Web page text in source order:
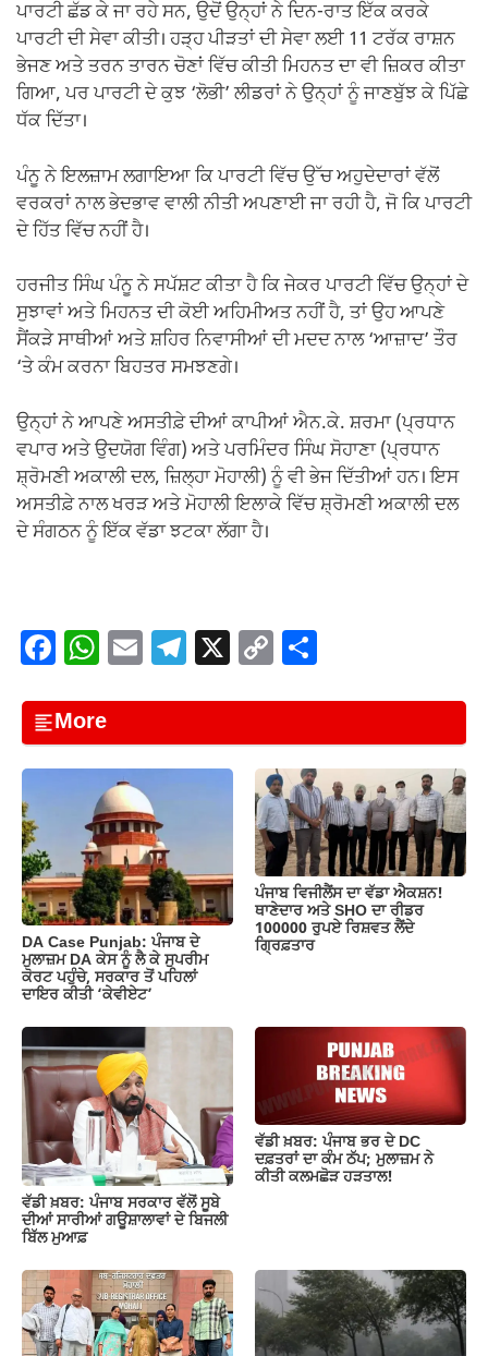
ਪਾਰਟੀ ਛੱਡ ਕੇ ਜਾ ਰਹੇ ਸਨ, ਉਦੋਂ ਉਨ੍ਹਾਂ ਨੇ ਦਿਨ-ਰਾਤ ਇੱਕ ਕਰਕੇ
ਪਾਰਟੀ ਦੀ ਸੇਵਾ ਕੀਤੀ। ਹੜ੍ਹ ਪੀੜਤਾਂ ਦੀ ਸੇਵਾ ਲਈ 11 ਟਰੱਕ ਰਾਸ਼ਨ
ਭੇਜਣ ਅਤੇ ਤਰਨ ਤਾਰਨ ਚੋਣਾਂ ਵਿੱਚ ਕੀਤੀ ਮਿਹਨਤ ਦਾ ਵੀ ਜ਼ਿਕਰ ਕੀਤਾ
ਗਿਆ, ਪਰ ਪਾਰਟੀ ਦੇ ਕੁਝ ‘ਲੋਭੀ’ ਲੀਡਰਾਂ ਨੇ ਉਨ੍ਹਾਂ ਨੂੰ ਜਾਣਬੁੱਝ ਕੇ ਪਿੱਛੇ
ਧੱਕ ਦਿੱਤਾ।
ਪੰਨੂ ਨੇ ਇਲਜ਼ਾਮ ਲਗਾਇਆ ਕਿ ਪਾਰਟੀ ਵਿੱਚ ਉੱਚ ਅਹੁਦੇਦਾਰਾਂ ਵੱਲੋਂ
ਵਰਕਰਾਂ ਨਾਲ ਭੇਦਭਾਵ ਵਾਲੀ ਨੀਤੀ ਅਪਣਾਈ ਜਾ ਰਹੀ ਹੈ, ਜੋ ਕਿ ਪਾਰਟੀ
ਦੇ ਹਿੱਤ ਵਿੱਚ ਨਹੀਂ ਹੈ।
ਹਰਜੀਤ ਸਿੰਘ ਪੰਨੂ ਨੇ ਸਪੱਸ਼ਟ ਕੀਤਾ ਹੈ ਕਿ ਜੇਕਰ ਪਾਰਟੀ ਵਿੱਚ ਉਨ੍ਹਾਂ ਦੇ
ਸੁਝਾਵਾਂ ਅਤੇ ਮਿਹਨਤ ਦੀ ਕੋਈ ਅਹਿਮੀਅਤ ਨਹੀਂ ਹੈ, ਤਾਂ ਉਹ ਆਪਣੇ
ਸੈਂਕੜੇ ਸਾਥੀਆਂ ਅਤੇ ਸ਼ਹਿਰ ਨਿਵਾਸੀਆਂ ਦੀ ਮਦਦ ਨਾਲ ‘ਆਜ਼ਾਦ’ ਤੌਰ
‘ਤੇ ਕੰਮ ਕਰਨਾ ਬਿਹਤਰ ਸਮਝਣਗੇ।
ਉਨ੍ਹਾਂ ਨੇ ਆਪਣੇ ਅਸਤੀਫ਼ੇ ਦੀਆਂ ਕਾਪੀਆਂ ਐਨ.ਕੇ. ਸ਼ਰਮਾ (ਪ੍ਰਧਾਨ
ਵਪਾਰ ਅਤੇ ਉਦਯੋਗ ਵਿੰਗ) ਅਤੇ ਪਰਮਿੰਦਰ ਸਿੰਘ ਸੋਹਾਣਾ (ਪ੍ਰਧਾਨ
ਸ਼੍ਰੋਮਣੀ ਅਕਾਲੀ ਦਲ, ਜ਼ਿਲ੍ਹਾ ਮੋਹਾਲੀ) ਨੂੰ ਵੀ ਭੇਜ ਦਿੱਤੀਆਂ ਹਨ। ਇਸ
ਅਸਤੀਫ਼ੇ ਨਾਲ ਖਰੜ ਅਤੇ ਮੋਹਾਲੀ ਇਲਾਕੇ ਵਿੱਚ ਸ਼੍ਰੋਮਣੀ ਅਕਾਲੀ ਦਲ
ਦੇ ਸੰਗਠਨ ਨੂੰ ਇੱਕ ਵੱਡਾ ਝਟਕਾ ਲੱਗਾ ਹੈ।
F
c
e
k
W
at
s
A
p
p
E
ail
T
e
gr
X C
p
y
Li
n
k
ar
e
More
DA Case Punjab: ਪੰਜਾਬ ਦੇ
ਮੁਲਾਜ਼ਮ DA ਕੇਸ ਨੂੰ ਲੈ ਕੇ ਸੁਪਰੀਮ
ਕੋਰਟ ਪਹੁੰਚੇ, ਸਰਕਾਰ ਤੋਂ ਪਹਿਲਾਂ
ਦਾਇਰ ਕੀਤੀ ‘ਕੇਵੀਏਟ’
ਪੰਜਾਬ ਵਿਜੀਲੈਂਸ ਦਾ ਵੱਡਾ ਐਕਸ਼ਨ!
ਥਾਣੇਦਾਰ ਅਤੇ SHO ਦਾ ਰੀਡਰ
100000 ਰੁਪਏ ਰਿਸ਼ਵਤ ਲੈਂਦੇ
ਗ੍ਰਿਫ਼ਤਾਰ
ਵੱਡੀ ਖ਼ਬਰ: ਪੰਜਾਬ ਸਰਕਾਰ ਵੱਲੋਂ ਸੂਬੇ
ਦੀਆਂ ਸਾਰੀਆਂ ਗਊਸ਼ਾਲਾਵਾਂ ਦੇ ਬਿਜਲੀ
ਬਿੱਲ ਮੁਆਫ਼
ਵੱਡੀ ਖ਼ਬਰ: ਪੰਜਾਬ ਭਰ ਦੇ DC
ਦਫ਼ਤਰਾਂ ਦਾ ਕੰਮ ਠੱਪ; ਮੁਲਾਜ਼ਮ ਨੇ
ਕੀਤੀ ਕਲਮਛੋੜ ਹੜਤਾਲ!